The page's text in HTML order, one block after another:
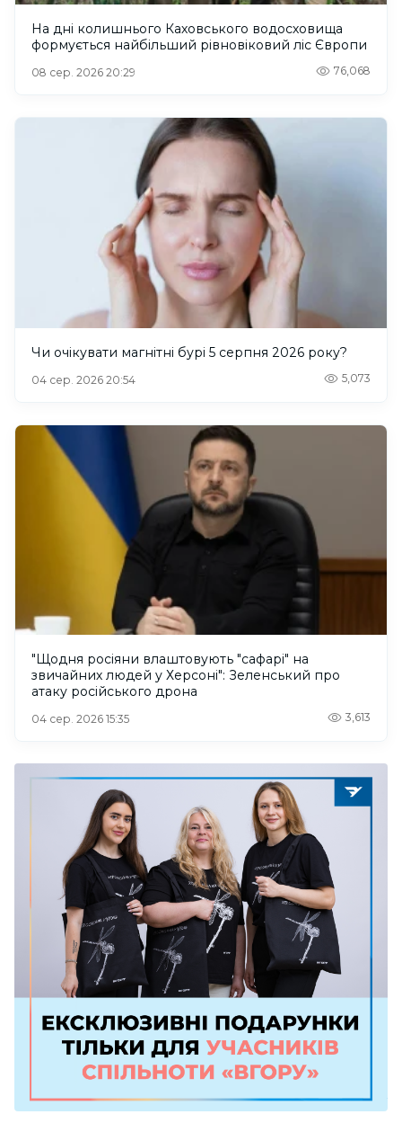
На дні колишнього Каховського водосховища
формується найбільший рівновіковий ліс Європи
08 сер. 2026 20:29 76,068
Чи очікувати магнітні бурі 5 серпня 2026 року?
04 сер. 2026 20:54 5,073
"Щодня росіяни влаштовують "сафарі" на
звичайних людей у Херсоні": Зеленський про
атаку російського дрона
04 сер. 2026 15:35 3,613